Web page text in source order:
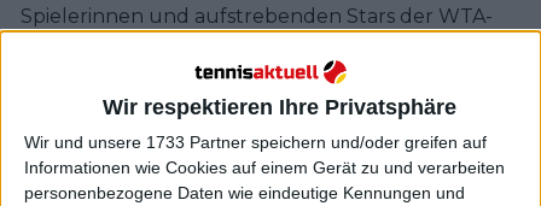
Wir respektieren Ihre Privatsphäre
Wir und unsere 1733 Partner speichern und/oder greifen auf
Informationen wie Cookies auf einem Gerät zu und verarbeiten
personenbezogene Daten wie eindeutige Kennungen und
Spielerinnen und aufstrebenden Stars der WTA-
aus Spielerinnen, die außerhalb der Top 10, aber
innerhalb der Top 100 rangieren, sowie aus
Wildcard-Teilnehmerinnen und Qualifikantinnen.
Zu den früheren Siegerinnen der Prag Open
gehören Spielerinnen wie Lucie Šafářová, Karolína